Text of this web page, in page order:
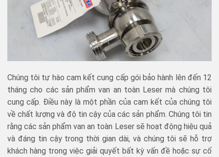
Chúng tôi tự hào cam kết cung cấp gói bảo hành lên đến 12
tháng cho các sản phẩm van an toàn Leser mà chúng tôi
cung cấp. Điều này là một phần của cam kết của chúng tôi
về chất lượng và độ tin cậy của các sản phẩm. Chúng tôi tin
rằng các sản phẩm van an toàn Leser sẽ hoạt động hiệu quả
và đáng tin cậy trong thời gian dài, và chúng tôi sẽ hỗ trợ
khách hàng trong việc giải quyết bất kỳ vấn đề hoặc sự cố